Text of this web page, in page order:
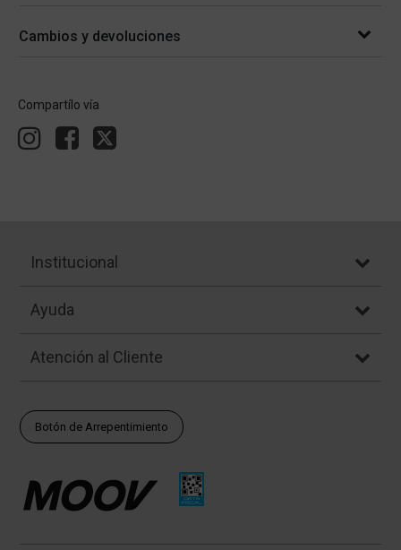
Cambios y devoluciones
Compartílo vía
Institucional
Ayuda
Atención al Cliente
Botón de Arrepentimiento